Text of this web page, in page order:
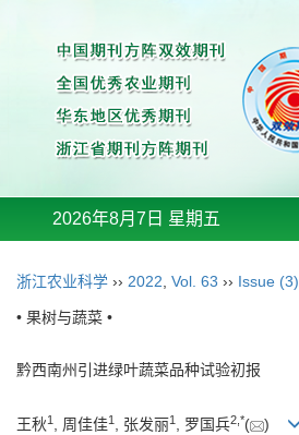
2026年8月7日 星期五
浙江农业科学 ›› 2022 Vol. 63 ›› Issue (3)
• 果树与蔬菜 •
黔西南州引进绿叶蔬菜品种试验初报
王秋1 , 周佳佳1 , 张发丽1 , 罗国兵2 *( )